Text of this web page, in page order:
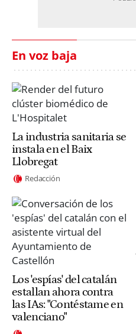
En voz baja
La industria sanitaria se
instala en el Baix
Llobregat
Redacción
Los 'espías' del catalán
estallan ahora contra
las IAs: "Contéstame en
valenciano"